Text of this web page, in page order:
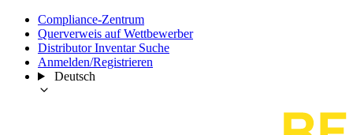
Compliance-Zentrum
Querverweis auf Wettbewerber
Distributor Inventar Suche
Anmelden/Registrieren
Deutsch